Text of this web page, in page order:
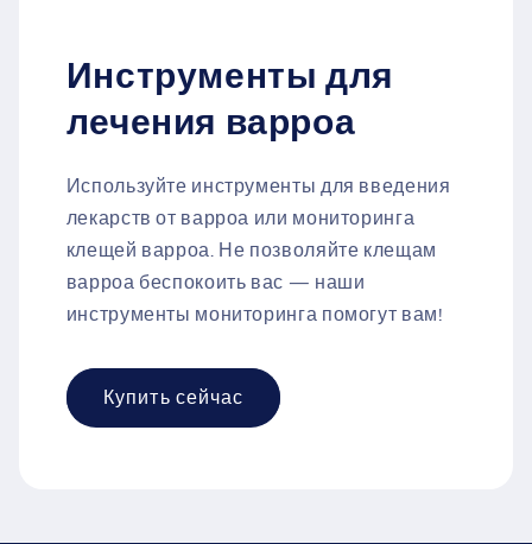
Инструменты для
лечения варроа
Используйте инструменты для введения
лекарств от варроа или мониторинга
клещей варроа. Не позволяйте клещам
варроа беспокоить вас — наши
инструменты мониторинга помогут вам!
Купить сейчас